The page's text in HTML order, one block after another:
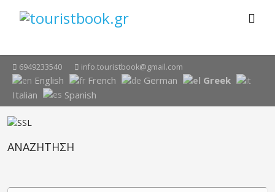
6949233540 info.touristbook@gmail.com
English French German
Greek
Italian
Spanish
ΑΝΑΖΗΤΗΣΗ